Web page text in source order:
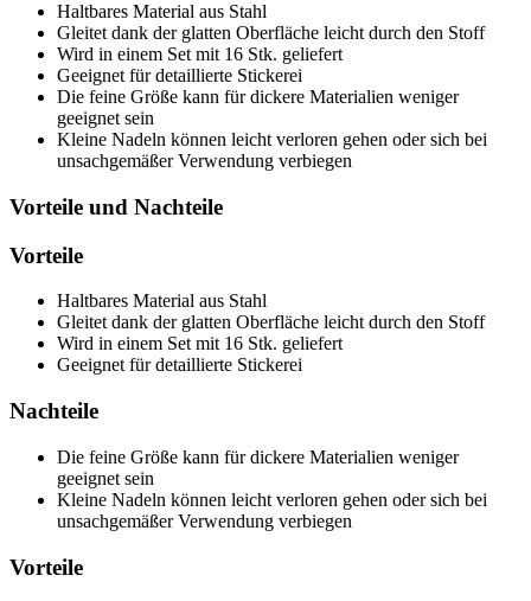
Haltbares Material aus Stahl
Gleitet dank der glatten Oberfläche leicht durch den Stoff
Wird in einem Set mit 16 Stk. geliefert
Geeignet für detaillierte Stickerei
Die feine Größe kann für dickere Materialien weniger
geeignet sein
Kleine Nadeln können leicht verloren gehen oder sich bei
unsachgemäßer Verwendung verbiegen
Vorteile und Nachteile
Vorteile
Haltbares Material aus Stahl
Gleitet dank der glatten Oberfläche leicht durch den Stoff
Wird in einem Set mit 16 Stk. geliefert
Geeignet für detaillierte Stickerei
Nachteile
Die feine Größe kann für dickere Materialien weniger
geeignet sein
Kleine Nadeln können leicht verloren gehen oder sich bei
unsachgemäßer Verwendung verbiegen
Vorteile